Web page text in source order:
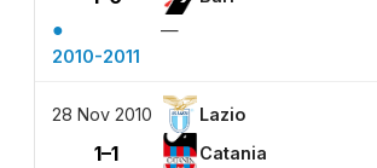
●
—
2010-2011
28 Nov 2010 Lazio
1–1 Catania